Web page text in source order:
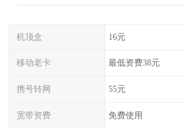
机顶盒 16元
移动老卡 最低资费38元
携号转网 55元
宽带资费 免费使用